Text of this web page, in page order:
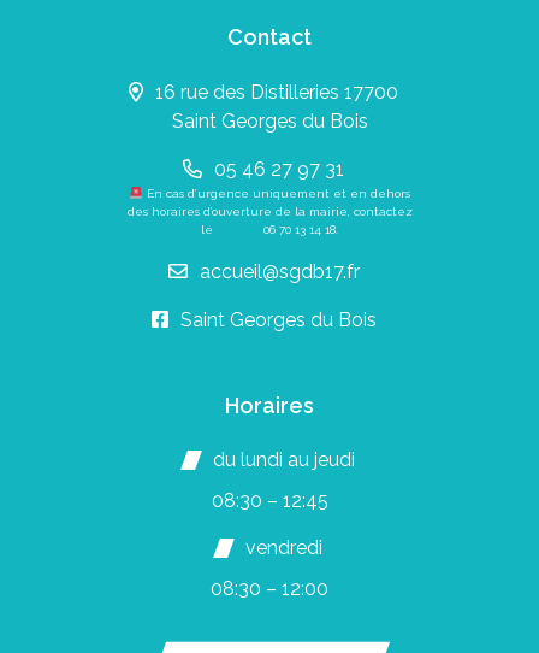
Contact
16 rue des Distilleries 17700
Saint Georges du Bois
05 46 27 97 31
En cas d’urgence uniquement et en dehors
des horaires d’ouverture de la mairie, contactez
le 06 70 13 14 18.
accueil@sgdb17.fr
Saint Georges du Bois
Horaires
du lundi au jeudi
08:30 – 12:45
vendredi
08:30 – 12:00